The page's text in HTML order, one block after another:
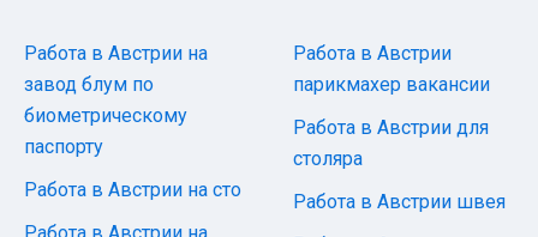
Работа в Австрии на
завод блум по
биометрическому
паспорту
Работа в Австрии на сто
Работа в Австрии
парикмахер вакансии
Работа в Австрии для
столяра
Работа в Австрии швея